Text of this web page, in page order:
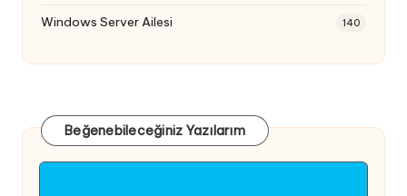
Windows Server Ailesi 140
Beğenebileceğiniz Yazılarım